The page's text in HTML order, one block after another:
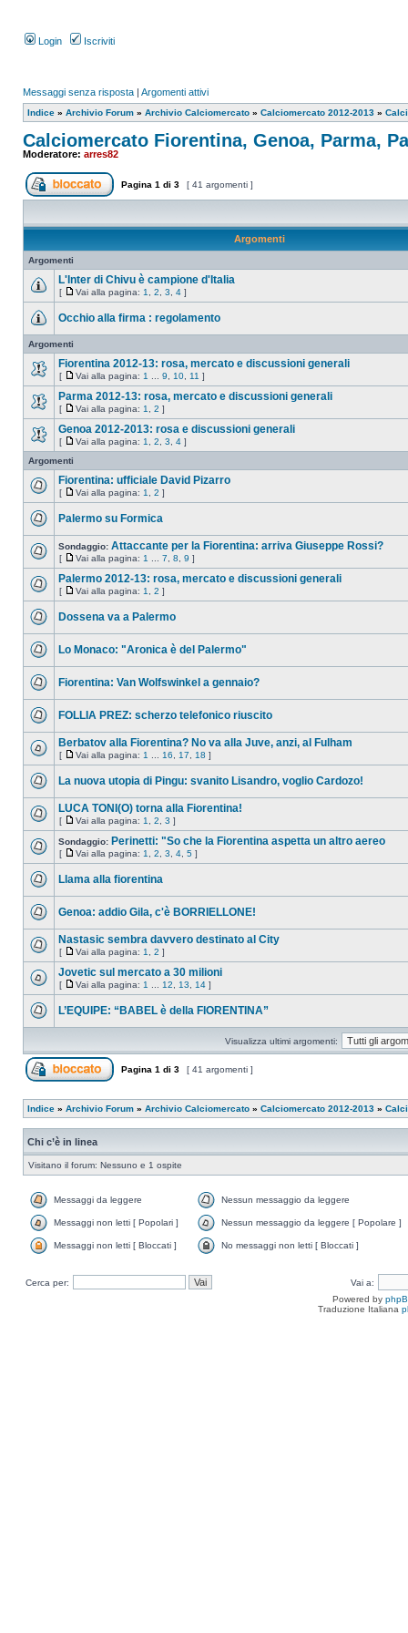
Login Iscriviti
Messaggi senza risposta | Argomenti attivi
Indice » Archivio Forum » Archivio Calciomercato » Calciomercato 2012-2013 »
Calciomercato Fiorentina, Genoa, Parma,
Moderatore: arres82
Pagina 1 di 3 [ 41 argomenti ]
Argomenti
Argomenti
L'Inter di Chivu è campione d'Italia
[ Vai alla pagina: 1 2 3 4 ]
Occhio alla firma : regolamento
Argomenti
Fiorentina 2012-13: rosa, mercato e discussioni generali
[ Vai alla pagina: 1 9 10 11 ]
Parma 2012-13: rosa, mercato e discussioni generali
[ Vai alla pagina: 1 2 ]
Genoa 2012-2013: rosa e discussioni generali
[ Vai alla pagina: 1 2 3 4 ]
Argomenti
Fiorentina: ufficiale David Pizarro
[ Vai alla pagina: 1 2 ]
Palermo su Formica
Sondaggio: Attaccante per la Fiorentina: arriva Giuseppe Rossi?
[ Vai alla pagina: 1 7 8 9 ]
Palermo 2012-13: rosa, mercato e discussioni generali
[ Vai alla pagina: 1 2 ]
Dossena va a Palermo
Lo Monaco: "Aronica è del Palermo"
Fiorentina: Van Wolfswinkel a gennaio?
FOLLIA PREZ: scherzo telefonico riuscito
Berbatov alla Fiorentina? No va alla Juve, anzi, al Fulham
[ Vai alla pagina: 1 16 17 18 ]
La nuova utopia di Pingu: svanito Lisandro, voglio Cardozo!
LUCA TONI(O) torna alla Fiorentina!
[ Vai alla pagina: 1 2 3 ]
Sondaggio: Perinetti: "So che la Fiorentina aspetta un altro aereo
[ Vai alla pagina: 1 2 3 4 5 ]
Llama alla fiorentina
Genoa: addio Gila, c'è BORRIELLONE!
Nastasic sembra davvero destinato al City
[ Vai alla pagina: 1 2 ]
Jovetic sul mercato a 30 milioni
[ Vai alla pagina: 1 12 13 14 ]
L’EQUIPE: “BABEL è della FIORENTINA”
Visualizza ultimi argomenti:
Pagina 1 di 3 [ 41 argomenti ]
Indice » Archivio Forum » Archivio Calciomercato » Calciomercato 2012-2013 »
Chi c’è in linea
Visitano il forum: Nessuno e 1 ospite
Messaggi da leggere Nessun messaggio da leggere
Messaggi non letti [ Popolari ] Nessun messaggio da leggere [ Popolare ]
Messaggi non letti [ Bloccati ] No messaggi non letti [ Bloccati ]
Cerca per:
Vai a:
Powered by
Traduzione Italiana